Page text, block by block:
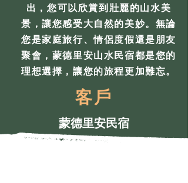
出，您可以欣賞到壯麗的山水美
景，讓您感受大自然的美妙。無論
您是家庭旅行、情侶度假還是朋友
聚會，蒙德里安山水民宿都是您的
理想選擇，讓您的旅程更加難忘。
客戶
蒙德里安民宿